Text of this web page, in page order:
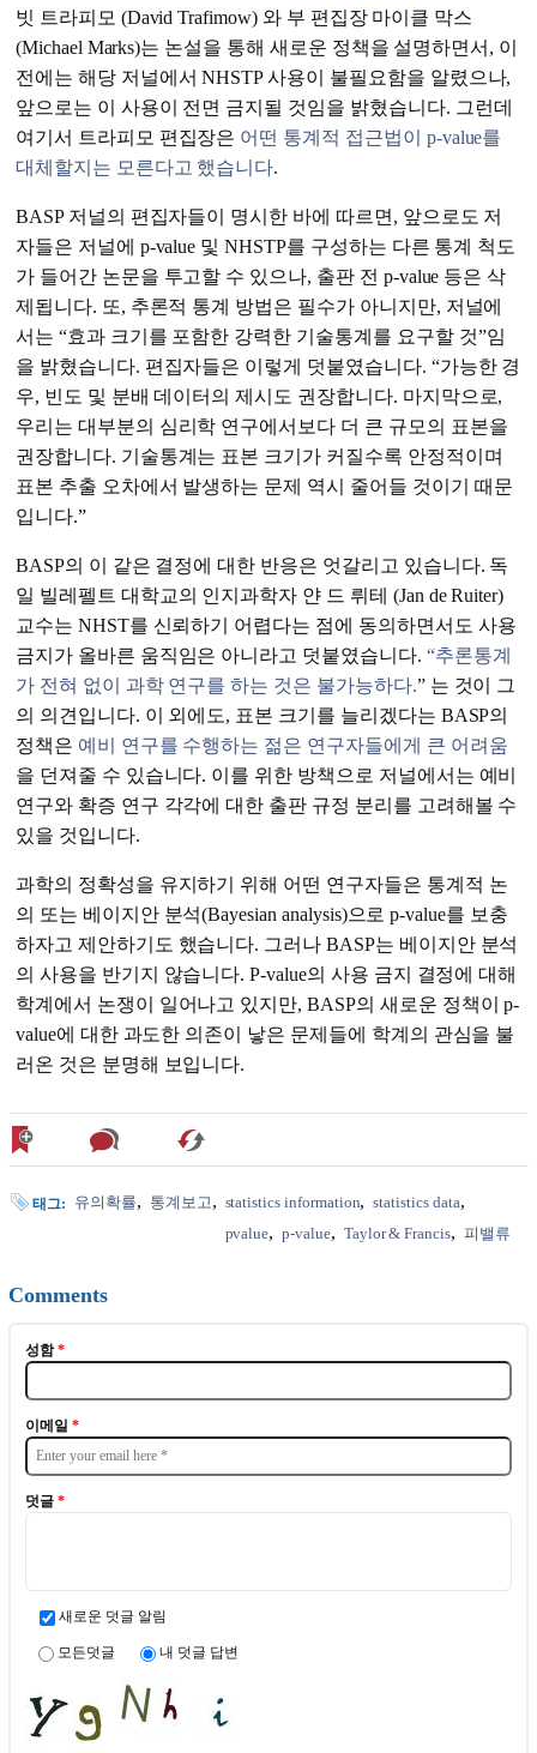
빗 트라피모 (David Trafimow) 와 부 편집장 마이클 막스
(Michael Marks)는 논설을 통해 새로운 정책을 설명하면서, 이
전에는 해당 저널에서 NHSTP 사용이 불필요함을 알렸으나,
앞으로는 이 사용이 전면 금지될 것임을 밝혔습니다. 그런데
여기서 트라피모 편집장은 어떤 통계적 접근법이 p-value를
대체할지는 모른다고 했습니다.
BASP 저널의 편집자들이 명시한 바에 따르면, 앞으로도 저
자들은 저널에 p-value 및 NHSTP를 구성하는 다른 통계 척도
가 들어간 논문을 투고할 수 있으나, 출판 전 p-value 등은 삭
제됩니다. 또, 추론적 통계 방법은 필수가 아니지만, 저널에
서는 “효과 크기를 포함한 강력한 기술통계를 요구할 것”임
을 밝혔습니다. 편집자들은 이렇게 덧붙였습니다. “가능한 경
우, 빈도 및 분배 데이터의 제시도 권장합니다. 마지막으로,
우리는 대부분의 심리학 연구에서보다 더 큰 규모의 표본을
권장합니다. 기술통계는 표본 크기가 커질수록 안정적이며
표본 추출 오차에서 발생하는 문제 역시 줄어들 것이기 때문
입니다.”
BASP의 이 같은 결정에 대한 반응은 엇갈리고 있습니다. 독
일 빌레펠트 대학교의 인지과학자 얀 드 뤼테 (Jan de Ruiter)
교수는 NHST를 신뢰하기 어렵다는 점에 동의하면서도 사용
금지가 올바른 움직임은 아니라고 덧붙였습니다. “추론통계
가 전혀 없이 과학 연구를 하는 것은 불가능하다.” 는 것이 그
의 의견입니다. 이 외에도, 표본 크기를 늘리겠다는 BASP의
정책은 예비 연구를 수행하는 젊은 연구자들에게 큰 어려움
을 던져줄 수 있습니다. 이를 위한 방책으로 저널에서는 예비
연구와 확증 연구 각각에 대한 출판 규정 분리를 고려해볼 수
있을 것입니다.
과학의 정확성을 유지하기 위해 어떤 연구자들은 통계적 논
의 또는 베이지안 분석(Bayesian analysis)으로 p-value를 보충
하자고 제안하기도 했습니다. 그러나 BASP는 베이지안 분석
의 사용을 반기지 않습니다. P-value의 사용 금지 결정에 대해
학계에서 논쟁이 일어나고 있지만, BASP의 새로운 정책이 p-
value에 대한 과도한 의존이 낳은 문제들에 학계의 관심을 불
러온 것은 분명해 보입니다.
태그: 유의확률 통계보고 statistics information
statistics data
pvalue
p-value Taylor & Francis 피밸류
Comments
성함*
이메일 *
덧글 *
새로운 덧글 알림
모든덧글 내 덧글 답변